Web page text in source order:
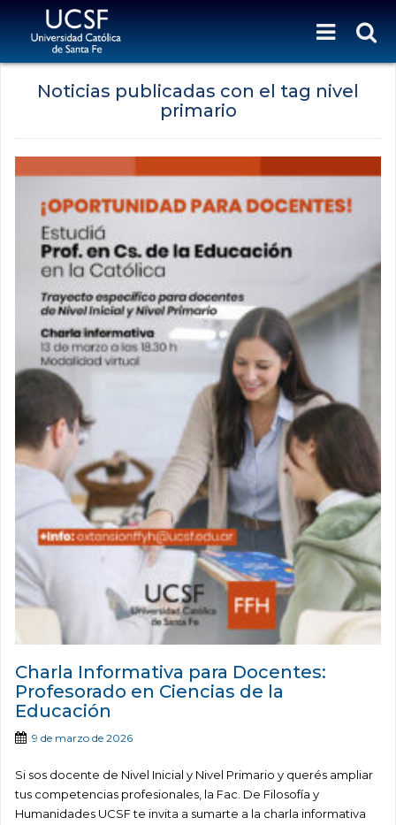
Noticias publicadas con el tag nivel
primario
Charla Informativa para Docentes:
Profesorado en Ciencias de la
Educación
9 de marzo de 2026
Si sos docente de Nivel Inicial y Nivel Primario y querés ampliar
tus competencias profesionales, la Fac. De Filosofía y
Humanidades UCSF te invita a sumarte a la charla informativa